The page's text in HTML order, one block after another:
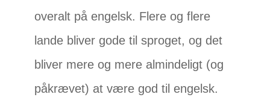
overalt på engelsk. Flere og flere
lande bliver gode til sproget, og det
bliver mere og mere almindeligt (og
påkrævet) at være god til engelsk.